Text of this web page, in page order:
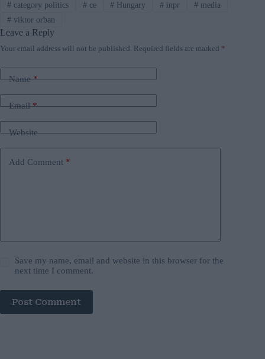
#category politics #ce # Hungary # inpr # media
#viktor orban
Leave a Reply
Your email address will not be published. Required fields are marked *
Name*
Email*
Website
Add Comment *
Save my name, email and website in this browser for the
next time I comment.
Post Comment